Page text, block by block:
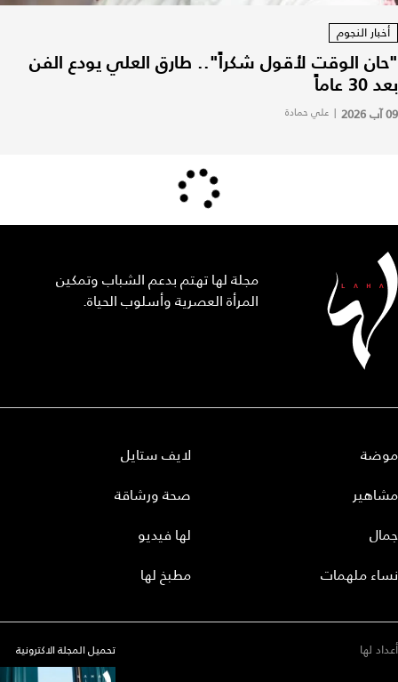
أخبار النجوم
"حان الوقت لأقول شكراً".. طارق العلي يودع الفن
بعد 30 عاماً
09 آب 2026 | علي حمادة
مجلة لها تهتم بدعم الشباب وتمكين
المرأة العصرية وأسلوب الحياة.
موضة
مشاهير
جمال
نساء ملهمات
لايف ستايل
صحة ورشاقة
لها فيديو
مطبخ لها
أعداد لها
تحميل المجلة الاكترونية